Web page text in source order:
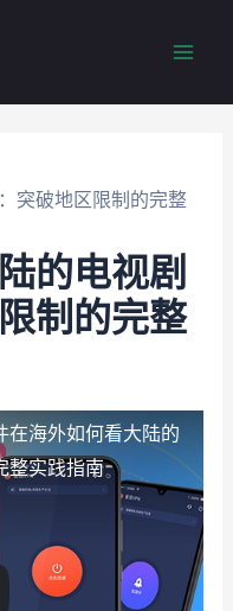
突破地区限制的完整
的电视剧
制的完整
在海外如何看大陆的
整实践指南